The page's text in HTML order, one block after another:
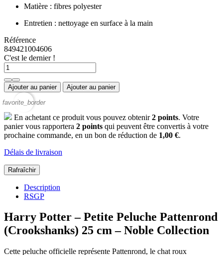
Matière : fibres polyester
Entretien : nettoyage en surface à la main
Référence
849421004606
C'est le dernier !
Ajouter au panier Ajouter au panier
favorite_border
En achetant ce produit vous pouvez obtenir2 points. Votre
panier vous rapportera 2 points qui peuvent être convertis à votre
prochaine commande, en un bon de réduction de 1,00 €.
Délais de livraison
Description
RSGP
Harry Potter – Petite Peluche Pattenrond
(Crookshanks) 25 cm – Noble Collection
Cette peluche officielle représente Pattenrond, le chat roux